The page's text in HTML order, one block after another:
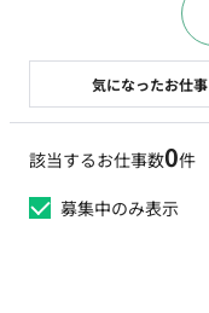
該当するお仕事数0件
募集中のみ表示
気になったお仕事